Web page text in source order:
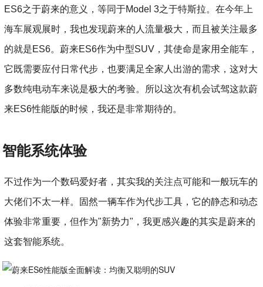
ES6之于蔚来的意义，等同于Model 3之于特斯拉。在今年上
海车展观展时，我也发现蔚来的人流量极大，而且被关注最多
的就是ES6。蔚来ES6作为中型SUV，其使命是家用全能车，
它既需要应付日常代步，也要满足全家人出游的需求，这对大
多数纯电动车来说是极大的考验。所以这次有机会试驾这款蔚
来ES6性能版的时候，我还是非常期待的。
智能系统体验
不过作为一个数码爱好者，其实我的关注点可能和一般玩车的
大佬们不太一样。固然一辆车作为代步工具，它的静态和动态
体验非常重要，但作为"新势力"，我更感兴趣的其实是蔚来的
这套智能系统。